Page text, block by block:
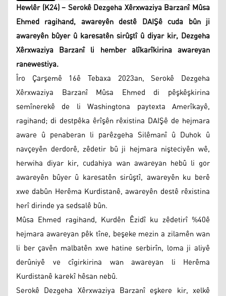
Hewlêr (K24) – Serokê Dezgeha Xêrxwaziya Barzanî Mûsa
Ehmed ragihand, awareyên destê DAIŞê cuda bûn ji
awareyên bûyer û karesatên sirûştî û diyar kir, Dezgeha
Xêrxwaziya Barzanî li hember alîkarîkirina awareyan
ranewestiya.
Îro Çarşemê 16ê Tebaxa 2023an, Serokê Dezgeha
Xêrxwaziya Barzanî Mûsa Ehmed di pêşkêşkirina
semînerekê de li Washingtona paytexta Amerîkayê,
ragihand; di destpêka êrîşên rêxistina DAIŞê de hejmara
aware û penaberan li parêzgeha Silêmanî û Duhok û
navçeyên derdorê, zêdetir bû ji hejmara nişteciyên wê,
herwiha diyar kir, cudahiya wan awareyan hebû li gor
awareyên bûyer û karesatên sirûştî, awareyên ku berê
xwe dabûn Herêma Kurdistanê, awareyên destê rêxistina
herî dirinde ya sedsalê bûn.
Mûsa Ehmed ragihand, Kurdên Êzidî ku zêdetirî %40ê
hejmara awareyan pêk tîne, beşeke mezin a zilamên wan
li ber çavên malbatên xwe hatine serbirîn, loma ji aliyê
derûniyê ve cîgirkirina wan awareyan li Herêma
Kurdistanê karekî hêsan nebû.
Serokê Dezgeha Xêrxwaziya Barzanî eşkere kir, xelkê